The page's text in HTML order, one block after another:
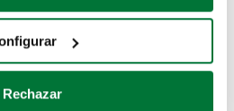
sobre su ubicación geográfica
analizándolo activamente
específicas (huellas
Rechazar